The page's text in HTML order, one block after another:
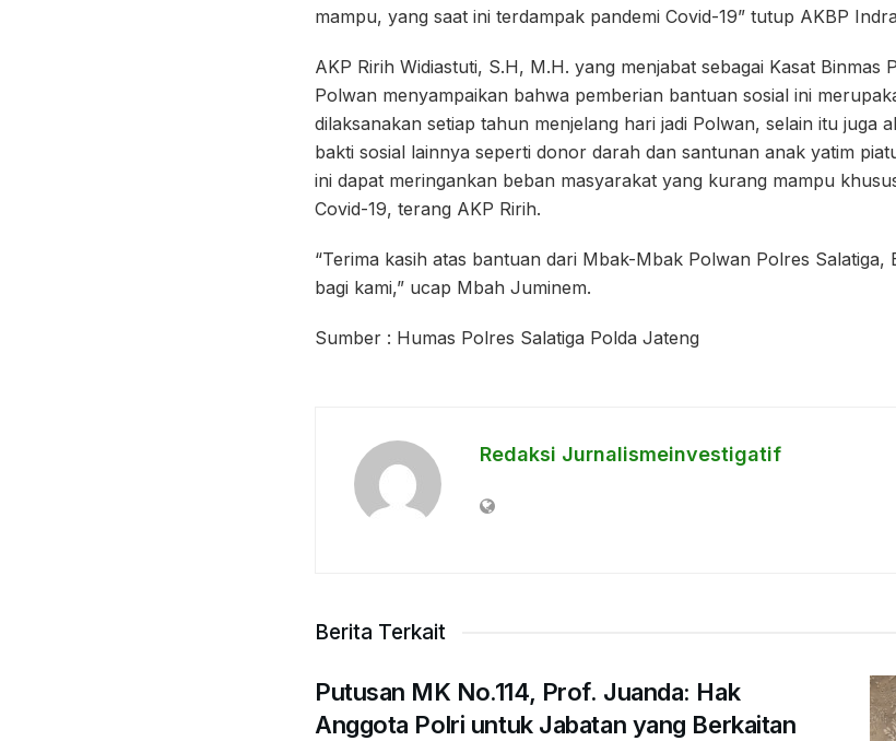
mampu, yang saat ini terdampak pandemi Covid-19” tutup AKBP
AKP Ririh Widiastuti, S.H, M.H. yang menjabat sebagai Kasat Binmas
Polwan menyampaikan bahwa pemberian bantuan sosial ini
dilaksanakan setiap tahun menjelang hari jadi Polwan, selain itu juga
bakti sosial lainnya seperti donor darah dan santunan anak yatim
ini dapat meringankan beban masyarakat yang kurang mampu
Covid-19, terang AKP Ririh.
“Terima kasih atas bantuan dari Mbak-Mbak Polwan Polres Salatiga,
bagi kami,” ucap Mbah Juminem.
Sumber : Humas Polres Salatiga Polda Jateng
Redaksi Jurnalismeinvestigatif
Berita Terkait
Putusan MK No.114, Prof. Juanda: Hak
Anggota Polri untuk Jabatan yang Berkaitan